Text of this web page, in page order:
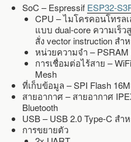
SoC – Espressif ESP32-
CPU – ไมโครคอนโทรล
แบบ dual-core ความเร็
สั่ง vector instruction สำ
หน่วยความจำ – PSRAM
การเชื่อมต่อไร้สาย –
Mesh
ที่เก็บข้อมูล – SPI Flash
สายอากาศ – สายอากาศ
Bluetooth
USB – USB 2.0 Type-C ส
การขยายตัว